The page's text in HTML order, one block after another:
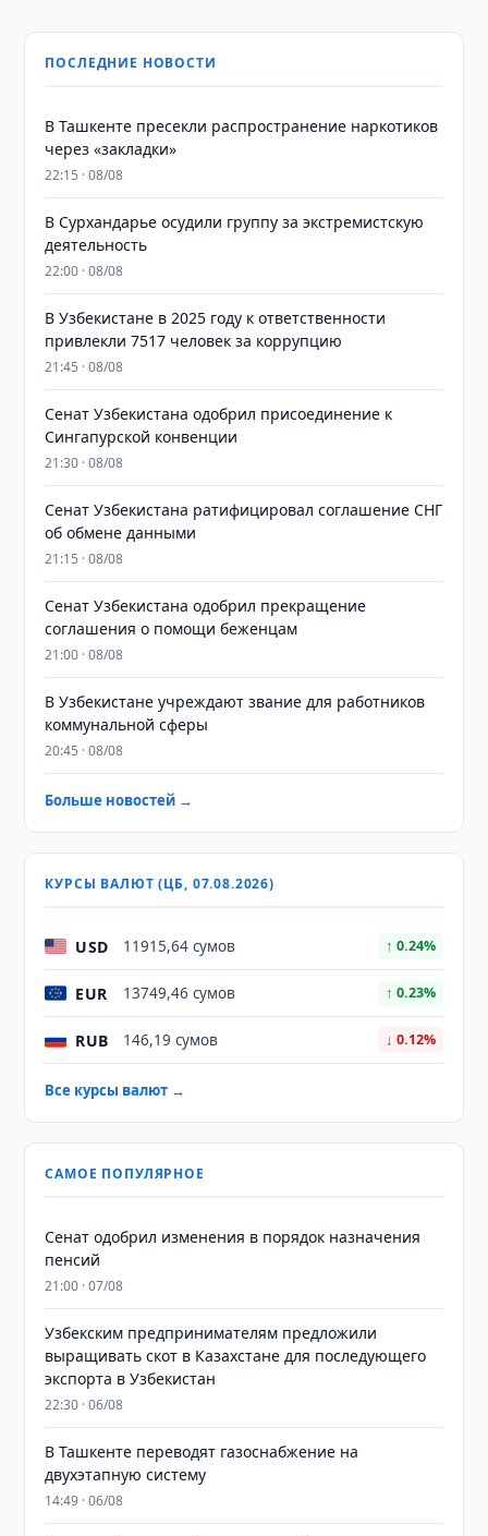
ПОСЛЕДНИЕ НОВОСТИ
В Ташкенте пресекли распространение наркотиков
через «закладки»
22:15 · 08/08
В Сурхандарье осудили группу за экстремистскую
деятельность
22:00 · 08/08
В Узбекистане в 2025 году к ответственности
привлекли 7517 человек за коррупцию
21:45 · 08/08
Сенат Узбекистана одобрил присоединение к
Сингапурской конвенции
21:30 · 08/08
Сенат Узбекистана ратифицировал соглашение СНГ
об обмене данными
21:15 · 08/08
Сенат Узбекистана одобрил прекращение
соглашения о помощи беженцам
21:00 · 08/08
В Узбекистане учреждают звание для работников
коммунальной сферы
20:45 · 08/08
Больше новостей →
КУРСЫ ВАЛЮТ (ЦБ, 07.08.2026)
USD 11915,64 сумов ↑ 0.24%
EUR 13749,46 сумов ↑ 0.23%
RUB 146,19 сумов ↓ 0.12%
Все курсы валют →
САМОЕ ПОПУЛЯРНОЕ
Сенат одобрил изменения в порядок назначения
пенсий
21:00 · 07/08
Узбекским предпринимателям предложили
выращивать скот в Казахстане для последующего
экспорта в Узбекистан
22:30 · 06/08
В Ташкенте переводят газоснабжение на
двухэтапную систему
14:49 · 06/08